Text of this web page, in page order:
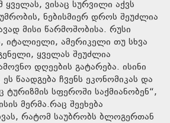
ვისაც სურვილი აქვს
ნებისმიერ დროს შეუძლია
მისი წარმოშობისა. რუსი
იტალიელი, ამერიკელი თუ სხვა
ყველას შეუძლია
დღეების გატარება. ისინი
წაადგება ჩვენს ეკონომიკას და
ტურიზმის სფეროში საქმიანობენ“,
მერმა.რაც შეეხება
რატომ საუბრობს ბლოგერთან